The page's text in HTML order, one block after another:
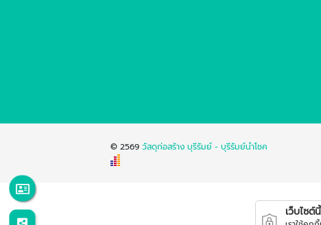
© 2569วัสดุก่อสร้าง บุรีรัมย์ - บุรีรัมย์นำโชค
เว็บไซต์